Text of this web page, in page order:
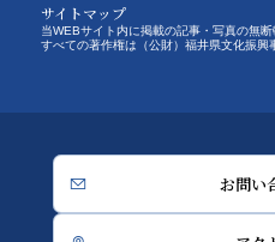
サイトマップ
当WEBサイト内に掲載の記事・写真の無
すべての著作権は（公財）福井県文化振興
お問い